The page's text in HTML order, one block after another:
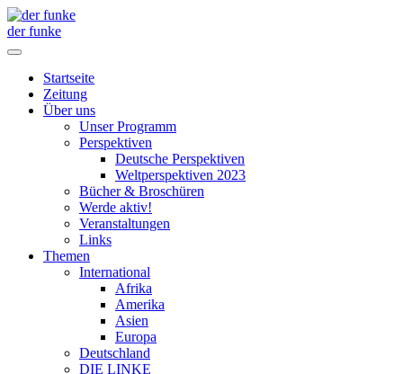
der funke
Startseite
Zeitung
Über uns
Unser Programm
Perspektiven
Deutsche Perspektiven
Weltperspektiven 2023
Bücher & Broschüren
Werde aktiv!
Veranstaltungen
Links
Themen
International
Afrika
Amerika
Asien
Europa
Deutschland
DIE LINKE